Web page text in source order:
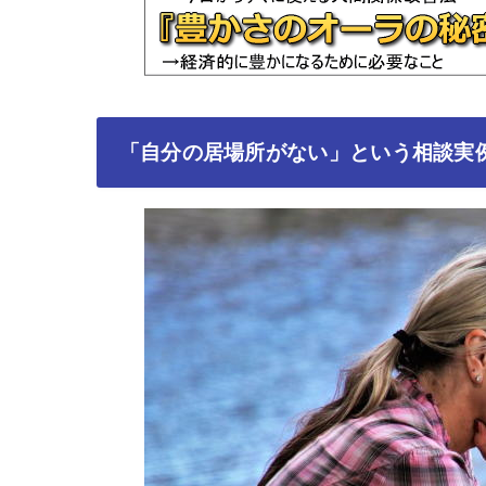
「自分の居場所がない」という相談実